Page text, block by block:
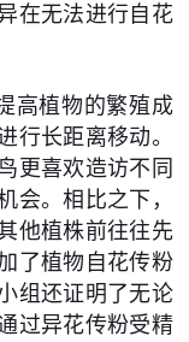
在无法进行自花
高植物的繁殖成
行长距离移动。
更喜欢造访不同
会。相比之下，
他植株前往往先
了植物自花传粉
组还证明了无论
过异花传粉受精